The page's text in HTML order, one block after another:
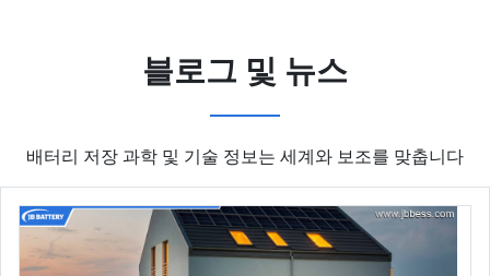
블로그 및 뉴스
배터리 저장 과학 및 기술 정보는 세계와 보조를 맞춥니다